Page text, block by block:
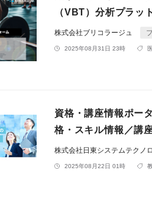
（VBT）分析プラッ
株式会社ブリコラージュ
2025年08月31日 23時
資格・講座情報ポー
格・スキル情報／講
株式会社日東システムテクノ
2025年08月22日 01時